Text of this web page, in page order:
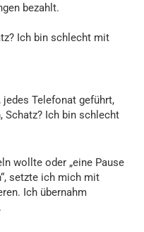
bezahlt.
Ich bin schlecht mit
Telefonat geführt,
Schatz? Ich bin schlecht
wollte oder „eine Pause
setzte ich mich mit
Ich übernahm